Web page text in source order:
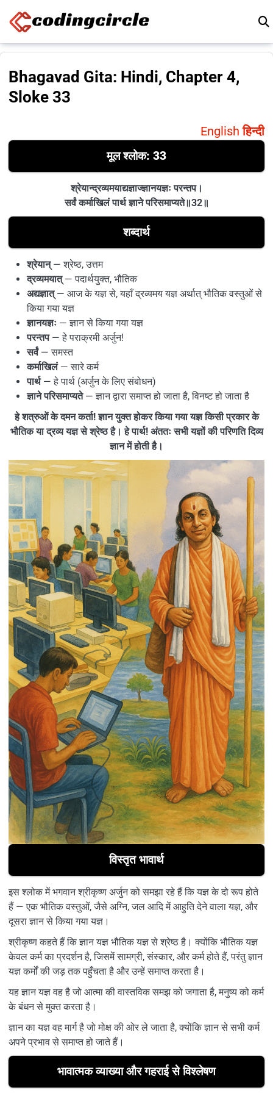
Bhagavad Gita: Hindi, Chapter 4,
Sloke 33
English हिन्दी
मूल श्लोक: 33
श्रेयान्द्रव्यमयाद्यज्ञाज्ज्ञानयज्ञः परन्तप।
सर्वं कर्माखिलं पार्थ ज्ञाने परिसमाप्यते॥32॥
शब्दार्थ
श्रेयान्— श्रेष्ठ, उत्तम
द्रव्यमयात्— पदार्थयुक्त, भौतिक
अद्यज्ञात्— आज के यज्ञ से, यहाँ द्रव्यमय यज्ञ अर्थात् भौतिक वस्तुओं से
किया गया यज्ञ
ज्ञानयज्ञः — ज्ञान से किया गया यज्ञ
परन्तप— हे पराक्रमी अर्जुन!
सर्वं— समस्त
कर्माखिलं— सारे कर्म
पार्थ— हे पार्थ (अर्जुन के लिए संबोधन)
ज्ञाने परिसमाप्यते— ज्ञान द्वारा समाप्त हो जाता है, विनष्ट हो जाता है
हे शत्रुओं के दमन कर्ता! ज्ञान युक्त होकर किया गया यज्ञ किसी प्रकार के
भौतिक या द्रव्य यज्ञ से श्रेष्ठ है। हे पार्थ! अंततः सभी यज्ञों की परिणति दिव्य
ज्ञान में होती है।
विस्तृत भावार्थ
इस श्लोक में भगवान श्रीकृष्ण अर्जुन को समझा रहे हैं कि यज्ञ के दो रूप होते
हैं — एक भौतिक वस्तुओं, जैसे अग्नि, जल आदि में आहुति देने वाला यज्ञ, और
दूसरा ज्ञान से किया गया यज्ञ।
श्रीकृष्ण कहते हैं कि ज्ञान यज्ञ भौतिक यज्ञ से श्रेष्ठ है। क्योंकि भौतिक यज्ञ
केवल कर्म का प्रदर्शन है, जिसमें सामग्री, संस्कार, और कर्म होते हैं, परंतु ज्ञान
यज्ञ कर्मों की जड़ तक पहुँचता है और उन्हें समाप्त करता है।
यह ज्ञान यज्ञ वह है जो आत्मा की वास्तविक समझ को जगाता है, मनुष्य को कर्म
के बंधन से मुक्त करता है।
ज्ञान का यज्ञ वह मार्ग है जो मोक्ष की ओर ले जाता है, क्योंकि ज्ञान से सभी कर्म
अपने प्रभाव से समाप्त हो जाते हैं।
भावात्मक व्याख्या और गहराई से विश्लेषण